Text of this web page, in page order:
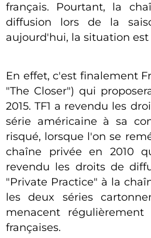
français. Pourtant, la
diffusion lors de la
aujourd'hui, la situation
En effet, c'est finalement
"The Closer") qui
2015. TF1 a revendu les
série américaine à sa
risqué, lorsque l'on se
chaîne privée en 2010
revendu les droits de
"Private Practice" à la
les deux séries
menacent
françaises.